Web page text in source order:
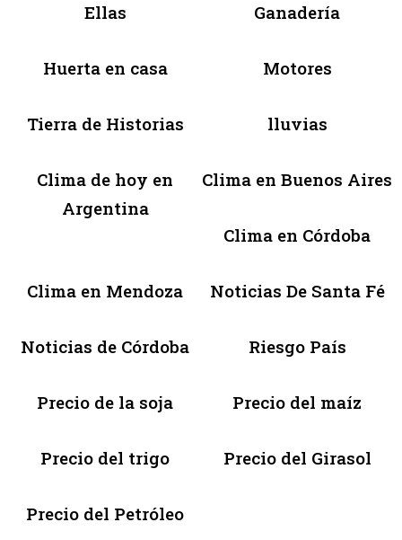
Ellas Ganadería
Huerta en casa Motores
Tierra de Historias lluvias
Clima de hoy en
Argentina
Clima en Buenos Aires
Clima en Córdoba
Clima en Mendoza Noticias De Santa Fé
Noticias de Córdoba Riesgo País
Precio de la soja Precio del maíz
Precio del trigo Precio del Girasol
Precio del Petróleo